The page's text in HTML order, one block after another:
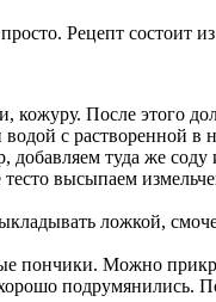
Рецепт
После этого
с растворенной в
добавляем туда же
высыпаем
ложкой,
пончики. Можно
подрумянились.